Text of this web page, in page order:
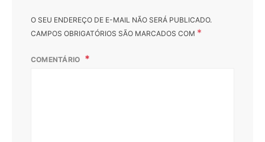
O SEU ENDEREÇO DE E-MAIL NÃO SERÁ PUBLICADO.
CAMPOS OBRIGATÓRIOS SÃO MARCADOS COM *
COMENTÁRIO